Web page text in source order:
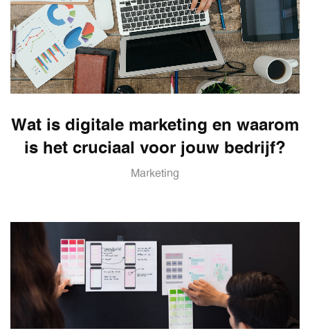
Wat is digitale marketing en waarom
is het cruciaal voor jouw bedrijf?
Marketing